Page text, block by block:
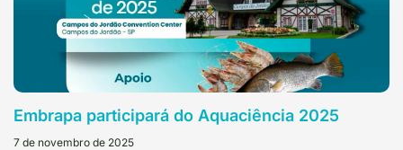
Embrapa participará do Aquaciência 2025
7 de novembro de 2025